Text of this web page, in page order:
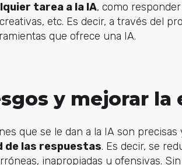
tarea a la IA, como
etc. Es decir, a través del
que ofrece una IA.
y mejorar la
que se le dan a la IA son precisas
de las respuestas. Es decir, se
inapropiadas u ofensivas.